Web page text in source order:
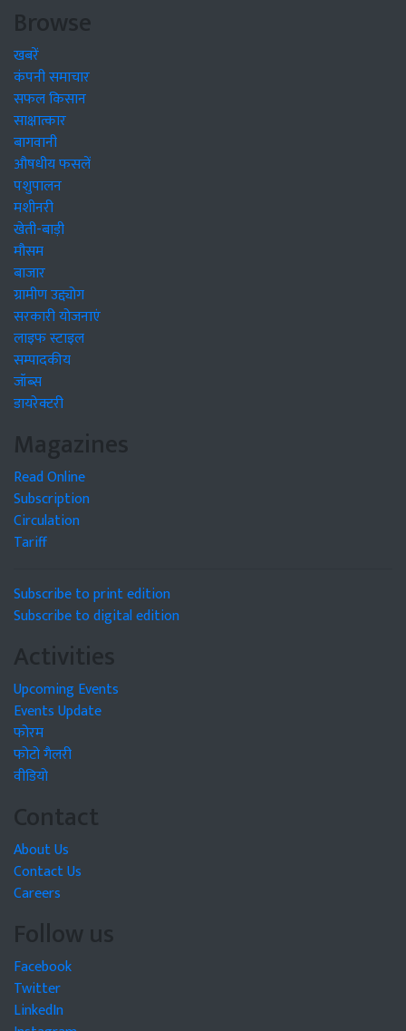
Browse
खबरें
कंपनी समाचार
सफल किसान
साक्षात्कार
बागवानी
औषधीय फसलें
पशुपालन
मशीनरी
खेती-बाड़ी
मौसम
बाजार
ग्रामीण उद्द्योग
सरकारी योजनाएं
लाइफ स्टाइल
सम्पादकीय
जॉब्स
डायरेक्टरी
Magazines
Read Online
Subscription
Circulation
Tariff
Subscribe to print edition
Subscribe to digital edition
Activities
Upcoming Events
Events Update
फोरम
फोटो गैलरी
वीडियो
Contact
About Us
Contact Us
Careers
Follow us
Facebook
Twitter
LinkedIn